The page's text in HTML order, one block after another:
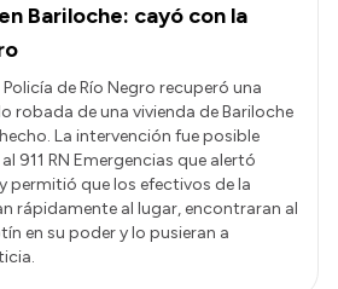
Bariloche: cayó con la
de Río Negro recuperó una
robada de una vivienda de Bariloche
La intervención fue posible
911 RN Emergencias que alertó
permitió que los efectivos de la
rápidamente al lugar, encontraran al
en su poder y lo pusieran a